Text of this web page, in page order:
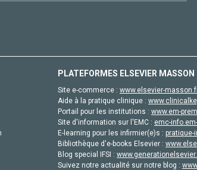
PLATEFORMES ELSEVIER MASSON
Site e-commerce : www.elsevier-
Aide à la pratique clinique :
Portail pour les institutions : www.em-
Site d'information sur l'EMC : emc-
E-learning pour les infirmier(e)s : pratique-
Bibliothèque d'e-books Elsevier :
Blog special IFSI :
Suivez notre actualité sur notre blog :